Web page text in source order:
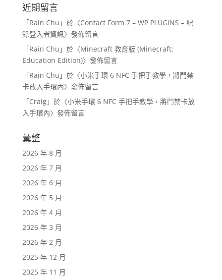
近期留言
「Rain Chu 」於〈Contact Form 7 – WP PLUGINS – 紀
錄登入者資訊〉發佈留言
「Rain Chu 」於〈Minecraft 教育版 (Minecraft:
Education Edition)〉發佈留言
「Rain Chu 」於〈小米手環 6 NFC 手把手教學，將門禁
卡放入手環內〉發佈留言
「Craig」於〈小米手環 6 NFC 手把手教學，將門禁卡放
入手環內〉發佈留言
彙整
2026 年 8 月
2026 年 7 月
2026 年 6 月
2026 年 5 月
2026 年 4 月
2026 年 3 月
2026 年 2 月
2025 年 12 月
2025 年 11 月